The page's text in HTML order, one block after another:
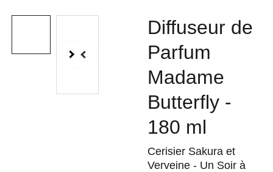
Diffuseur de
Parfum
Madame
Butterfly -
180 ml
Cerisier Sakura et
Verveine - Un Soir à